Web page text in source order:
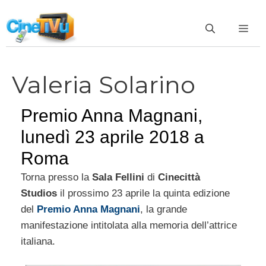
al
contenuto
Valeria Solarino
Premio Anna Magnani,
lunedì 23 aprile 2018 a
Roma
Torna presso la Sala Fellini di Cinecittà
Studios il prossimo 23 aprile la quinta edizione
del Premio Anna Magnani, la grande
manifestazione intitolata alla memoria dell’attrice
italiana.